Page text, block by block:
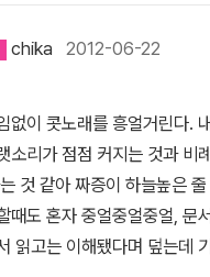
.사건을 조작하고 그것이 들
수사를 한 아주 나쁜 검사놈
2인의 헌재판나놈들은 아예
자들의 전성시대가 아닌가
고 있는 알콜중독자와 마담
상병의 억울한 죽음에 대한
가 계속 터지더니 이젠 중대
성별을 붙여서 이야기하는데
악단이 수석단원으로 결합
를 이끌고 가는 상주 악단의
페스티벌 오케스트라와 함께
, 미년 이 축제를 통해서 말러
린 필의 수석 단원들인 알반
멤버로 참여했던 이 오케
레알 마드리드'로 불릴만큼
스카니니가 구상했던 축제 오
아바도는 2003년 말러 2번
chika 2012-06-22
없이 콧노래를 흥얼거린다.
소리가 점점 커지는 것과 비
것 같아 짜증이 하늘높은
때도 혼자 중얼중얼중얼, 문
읽고는 이해됐다며 덮는데